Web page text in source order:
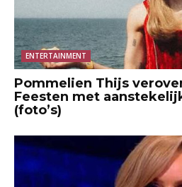
ENTERTAINMENT
Pommelien Thijs
Feesten met
(foto’s)